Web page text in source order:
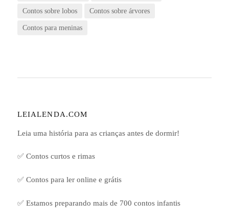
Contos sobre lobos Contos sobre árvores
Contos para meninas
LEIALENDA.COM
Leia uma história para as crianças antes de dormir!
✅ Contos curtos e rimas
✅ Contos para ler online e grátis
✅ Estamos preparando mais de 700 contos infantis